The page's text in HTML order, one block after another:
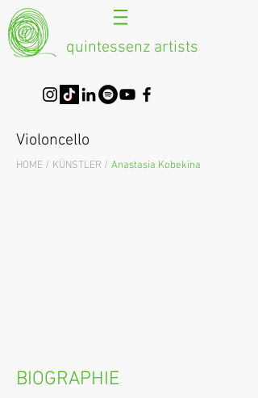
quintessenz artists
Violoncello
HOME / KÜNSTLER / Anastasia Kobekina
BIOGRAPHIE